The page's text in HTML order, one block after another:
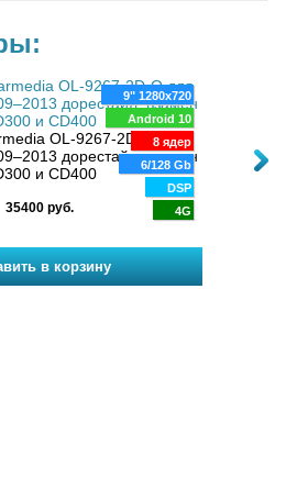
9" 1280x720
Android 10
8 ядер
6/128 Gb
DSP
4G
OL-9267-2D-Q для
дорестайл, взамен
и CD400
35400 руб.